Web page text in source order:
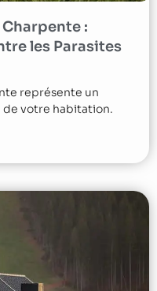
:
les Parasites
représente un
de votre habitation.